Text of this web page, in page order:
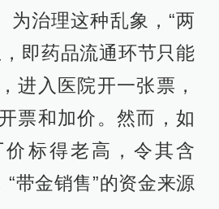
为治理这种乱象，“两
即药品流通环节只能
进入医院开一张票，
票和加价。然而，如
标得老高，令其含
“带金销售”的资金来源